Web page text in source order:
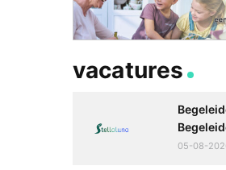
vacatures
05-08-